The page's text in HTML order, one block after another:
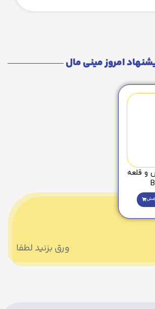
امروز مینی مال
و قلعه
ورق بزنید لطفا